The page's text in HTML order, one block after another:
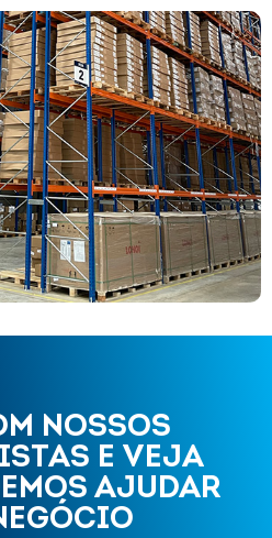
NOSSOS
E VEJA
AJUDAR